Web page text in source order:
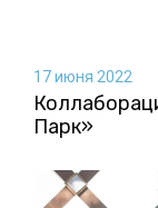
17 июня 2022
Парк»